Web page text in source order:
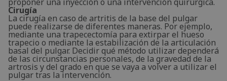
Cirugía
La cirugía en caso de artritis de la base del pulgar
puede realizarse de diferentes maneras. Por ejemplo,
mediante una trapecectomía para extirpar el hueso
trapecio o mediante la estabilización de la articulación
basal del pulgar. Decidir qué método utilizar dependerá
de las circunstancias personales, de la gravedad de la
artrosis y del grado en que se vaya a volver a utilizar el
pulgar tras la intervención.